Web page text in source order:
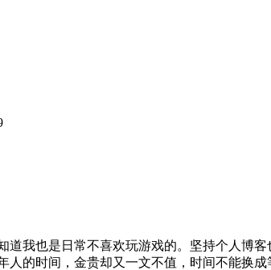
道我也是日常不喜欢玩游戏的。坚持个人博
人的时间，金贵却又一文不值，时间不能换